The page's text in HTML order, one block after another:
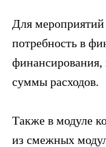
Для
потребность в
финансирования,
суммы расходов.
Также в модуле
из смежных